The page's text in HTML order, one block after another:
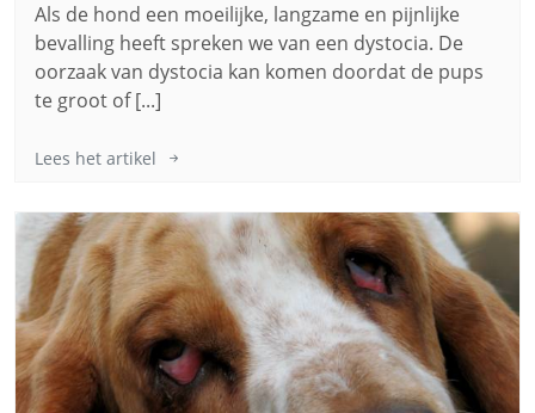
Als de hond een moeilijke, langzame en pijnlijke
bevalling heeft spreken we van een dystocia. De
oorzaak van dystocia kan komen doordat de pups
te groot of [...]
Lees het artikel